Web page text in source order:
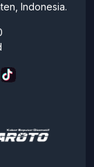
Indonesia.